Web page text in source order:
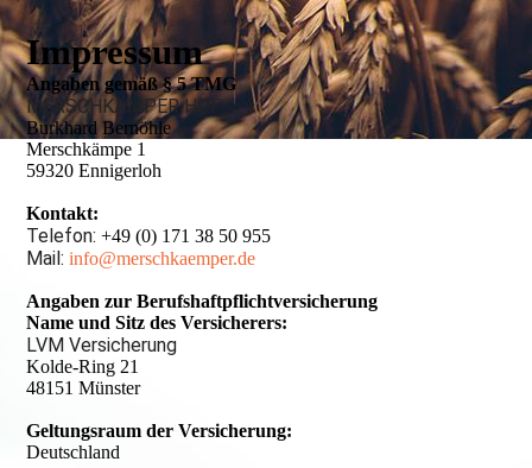
Impressum
Angaben gemäß § 5 TMG
MERSCHKÄMPER HOF
Burkhard Bernöhle
Merschkämpe 1
59320 Ennigerloh
Kontakt:
Telefon:+49 (0) 171 38 50 955
Mail:info@merschkaemper.de
Angaben zur Berufshaftpflichtversicherung
Name und Sitz des Versicherers:
LVM Versicherung
Kolde-Ring 21
48151 Münster
Geltungsraum der Versicherung:
Deutschland